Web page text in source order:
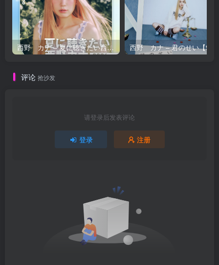
西野 カナ – 夏に聴きたい西野カナ2026【44.1kHz／16bit】日本区
评论 抢沙发
请登录后发表评论
登录 注册